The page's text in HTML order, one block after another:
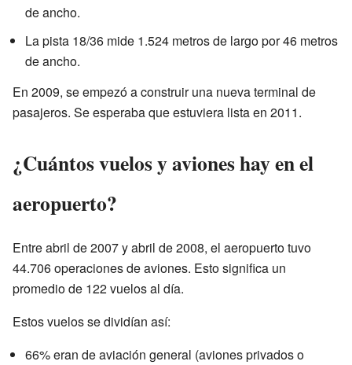
de ancho.
La pista 18/36 mide 1.524 metros de largo por 46 metros
de ancho.
En 2009, se empezó a construir una nueva terminal de
pasajeros. Se esperaba que estuviera lista en 2011.
¿Cuántos vuelos y aviones hay en el
aeropuerto?
Entre abril de 2007 y abril de 2008, el aeropuerto tuvo
44.706 operaciones de aviones. Esto significa un
promedio de 122 vuelos al día.
Estos vuelos se dividían así:
66% eran de aviación general (aviones privados o